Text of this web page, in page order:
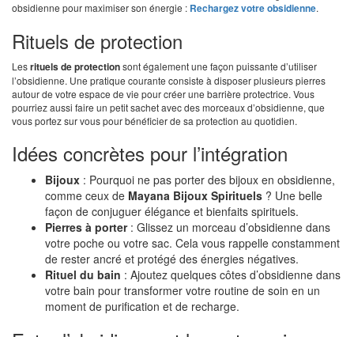
obsidienne pour maximiser son énergie : Rechargez votre obsidienne.
Rituels de protection
Lesrituels de protectionsont également une façon puissante d’utiliser
l’obsidienne. Une pratique courante consiste à disposer plusieurs pierres
autour de votre espace de vie pour créer une barrière protectrice. Vous
pourriez aussi faire un petit sachet avec des morceaux d’obsidienne, que
vous portez sur vous pour bénéficier de sa protection au quotidien.
Idées concrètes pour l’intégration
Bijoux : Pourquoi ne pas porter des bijoux en obsidienne,
comme ceux de Mayana Bijoux Spirituels ? Une belle
façon de conjuguer élégance et bienfaits spirituels.
Pierres à porter: Glissez un morceau d’obsidienne dans
votre poche ou votre sac. Cela vous rappelle constamment
de rester ancré et protégé des énergies négatives.
Rituel du bain : Ajoutez quelques côtes d’obsidienne dans
votre bain pour transformer votre routine de soin en un
moment de purification et de recharge.